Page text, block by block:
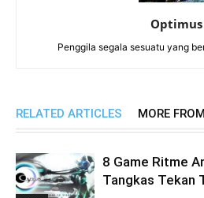
Optimus
Penggila segala sesuatu yang
RELATED ARTICLES MORE
8 Game Ritme
Tangkas Tekan